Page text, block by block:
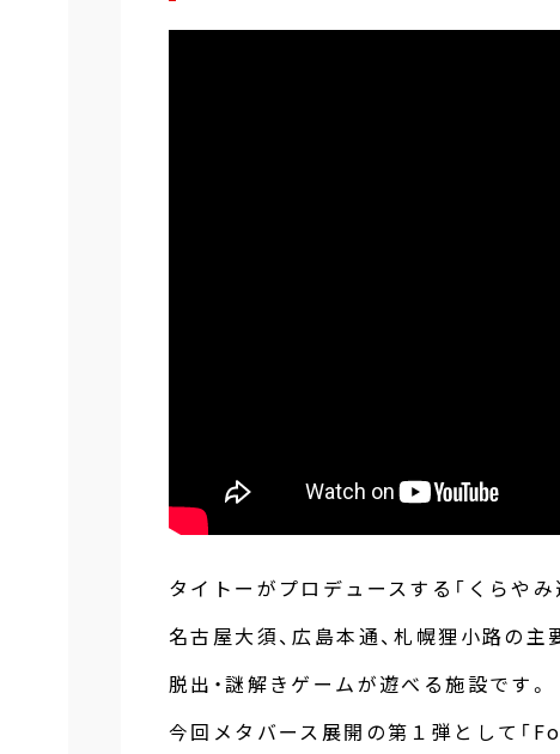
タイトーがプロデュースする「くらや
名古屋大須、広島本通、札幌狸小路の
脱出・謎解きゲームが遊べる施設です。
今回メタバース展開の第１弾として「